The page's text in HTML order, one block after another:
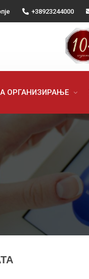
+38923244000
ОРГАНИЗИРАЊЕ